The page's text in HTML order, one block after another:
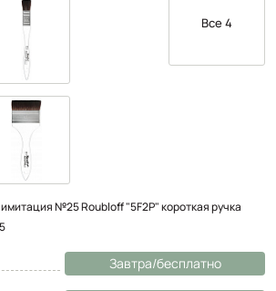
Все 4
№25 Roubloff "5F2Р" короткая ручка
Завтра/бесплатно